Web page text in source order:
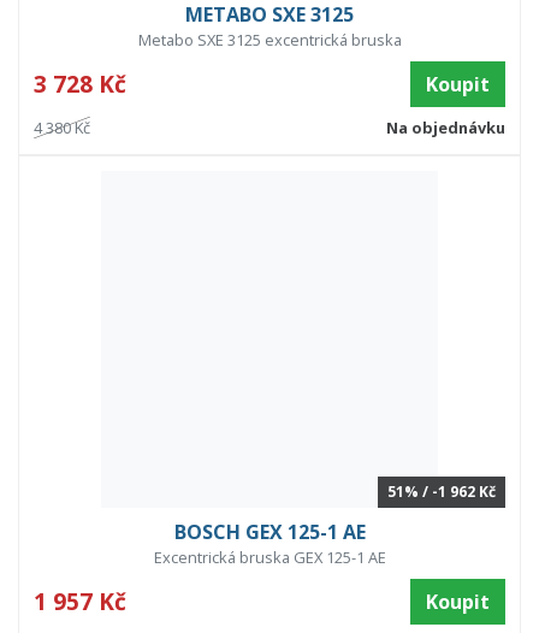
METABO SXE 3125
Metabo SXE 3125 excentrická bruska
3 728 Kč Koupit
4 380 Kč Na objednávku
51% / -1 962 Kč
BOSCH GEX 125-1 AE
Excentrická bruska GEX 125-1 AE
1 957 Kč Koupit